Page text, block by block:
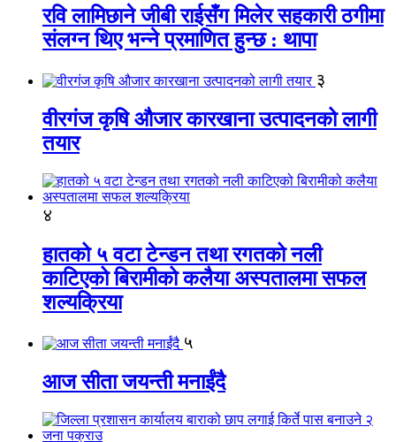
रवि लामिछाने जीबी राईसँग मिलेर सहकारी ठगीमा
संलग्न थिए भन्ने प्रमाणित हुन्छ : थापा
३
वीरगंज कृषि औजार कारखाना उत्पादनको लागी
तयार
४
हातको ५ वटा टेन्डन तथा रगतको नली
काटिएको बिरामीको कलैया अस्पतालमा सफल
शल्यक्रिया
५
आज सीता जयन्ती मनाईंदै